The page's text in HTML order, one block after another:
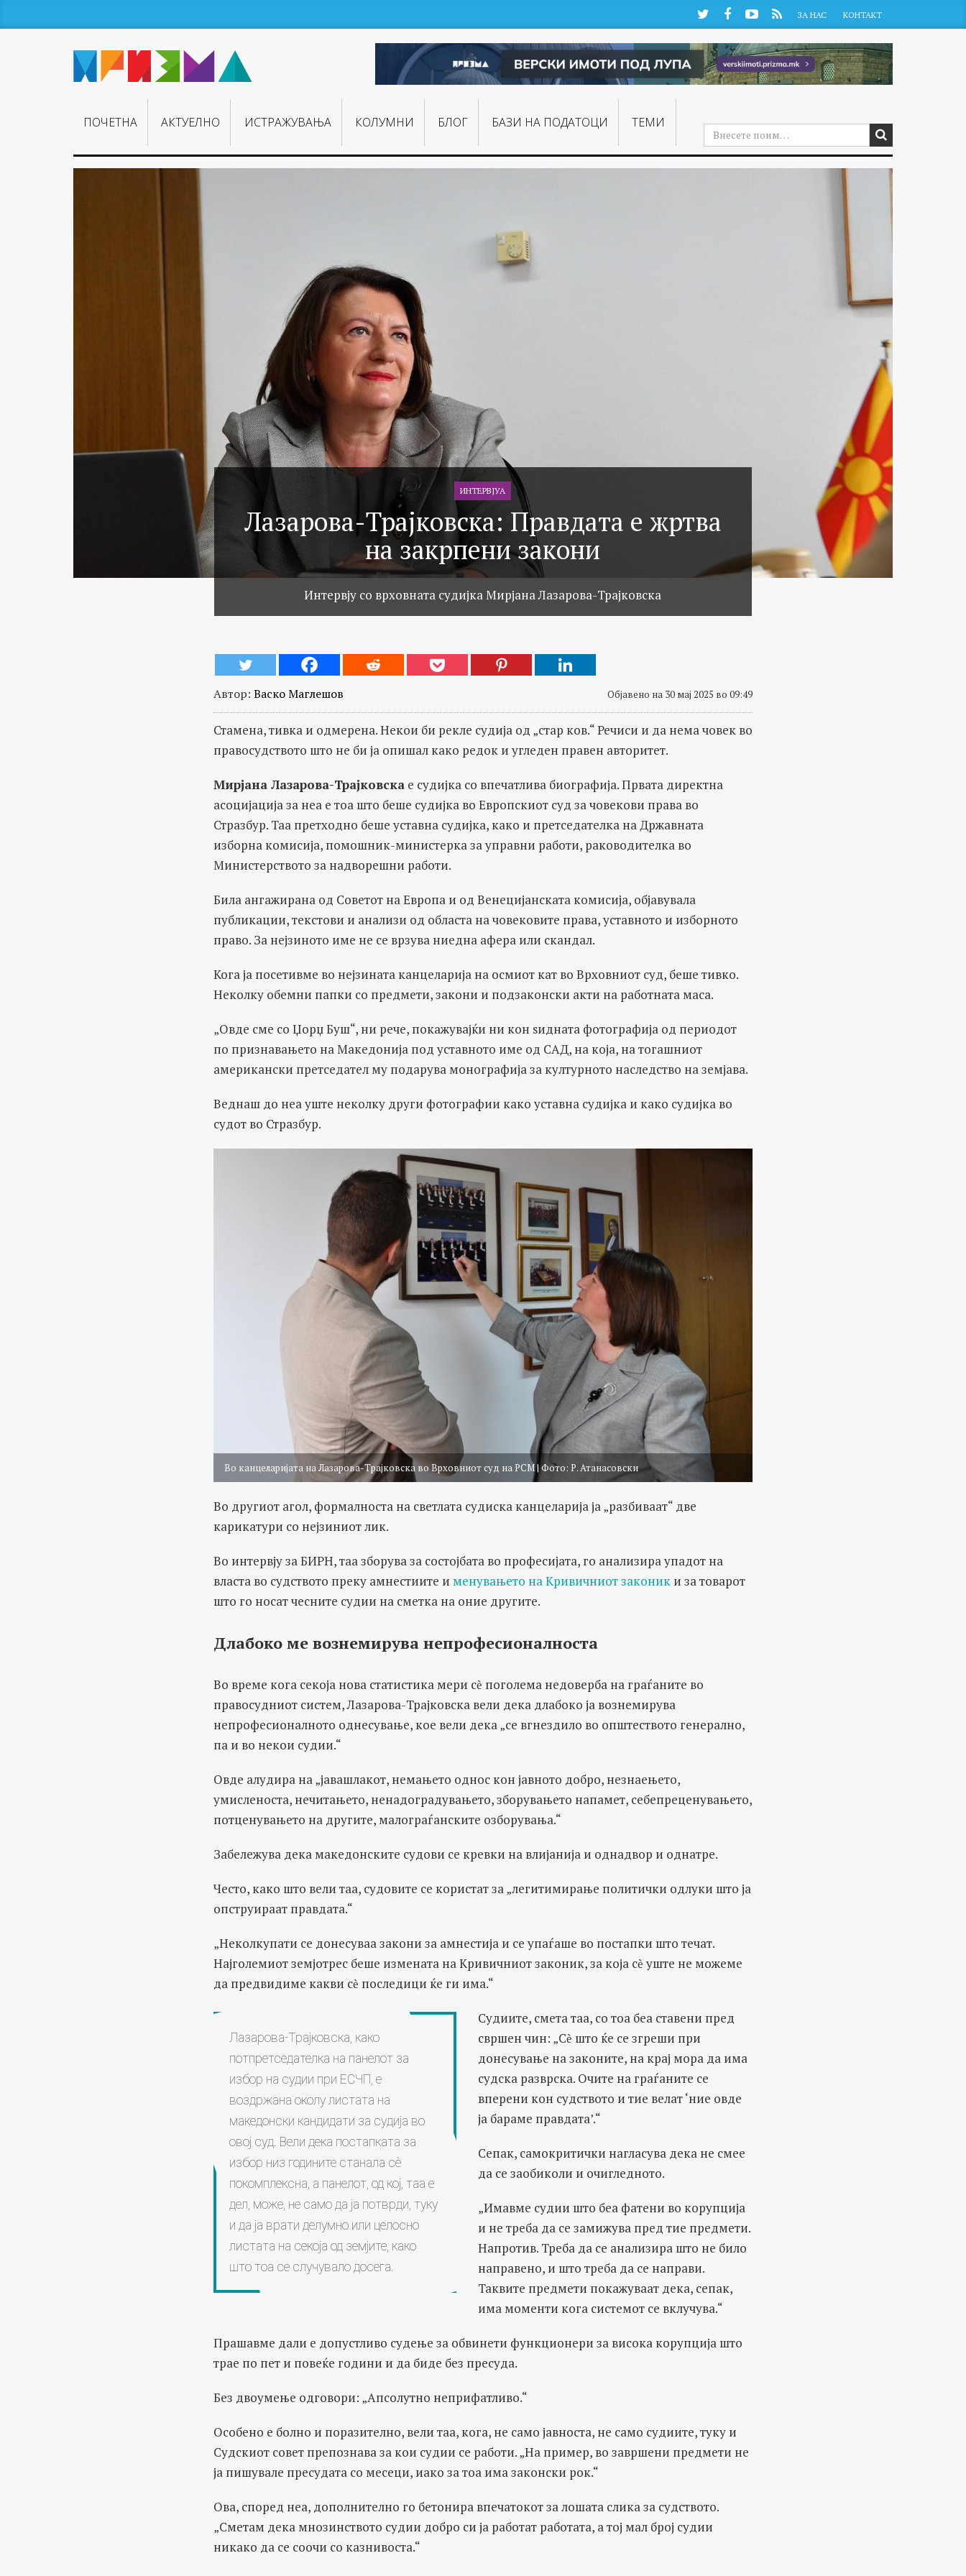
TwitterFacebookYouTube
RSS ЗА НАС КОНТАКТ
ПОЧЕТНА АКТУЕЛНО ИСТРАЖУВАЊA КОЛУМНИ БЛОГ БАЗИ НА ПОДАТОЦИ ТЕМИ
ИНТЕРВЈУА
Лазарова-Трајковска: Правдата е жртва
на закрпени закони
Интервју со врховната судијка Мирјана Лазарова-Трајковска
Автор: Васко Маглешов Објавено на 30 мај 2025 во 09:49
Стамена, тивка и одмерена. Некои би рекле судија од „стар ков.“ Речиси и да нема човек во
правосудството што не би ја опишал како редок и угледен правен авторитет.
Мирјана Лазарова-Трајковска е судијка со впечатлива биографија. Првата директна
асоцијација за неа е тоа што беше судијка во Европскиот суд за човекови права во
Стразбур. Таа претходно беше уставна судијка, како и претседателка на Државната
изборна комисија, помошник-министерка за управни работи, раководителка во
Министерството за надворешни работи.
Била ангажирана од Советот на Европа и од Венецијанската комисија, објавувала
публикации, текстови и анализи од областа на човековите права, уставното и изборното
право. За нејзиното име не се врзува ниедна афера или скандал.
Кога ја посетивме во нејзината канцеларија на осмиот кат во Врховниот суд, беше тивко.
Неколку обемни папки со предмети, закони и подзаконски акти на работната маса.
„Овде сме со Џорџ Буш“, ни рече, покажувајќи ни кон ѕидната фотографија од периодот
по признавањето на Македонија под уставното име од САД, на која, на тогашниот
американски претседател му подарува монографија за културното наследство на земјава.
Веднаш до неа уште неколку други фотографии како уставна судијка и како судијка во
судот во Стразбур.
Во канцеларијата на Лазарова-Трајковска во Врховниот суд на РСМ | Фото: Р. Атанасовски
Во другиот агол, формалноста на светлата судиска канцеларија ја „разбиваат“ две
карикатури со нејзиниот лик.
Во интервју за БИРН, таа зборува за состојбата во професијата, го анализира упадот на
власта во судството преку амнестиите и менувањето на Кривичниот законик и за товарот
што го носат чесните судии на сметка на оние другите.
Длабоко ме вознемирува непрофесионалноста
Во време кога секоја нова статистика мери сѐ поголема недоверба на граѓаните во
правосудниот систем, Лазарова-Трајковска вели дека длабоко ја вознемирува
непрофесионалното однесување, кое вели дека „се вгнездило во општеството генерално,
па и во некои судии.“
Овде алудира на „јавашлакот, немањето однос кон јавното добро, незнаењето,
умисленоста, нечитањето, ненадоградувањето, зборувањето напамет, себепреценувањето,
потценувањето на другите, малограѓанските озборувања.“
Забележува дека македонските судови се кревки на влијанија и однадвор и однатре.
Често, како што вели таа, судовите се користат за „легитимирање политички одлуки што ја
опструираат правдата.“
„Неколкупати се донесуваа закони за амнестија и се упаѓаше во постапки што течат.
Најголемиот земјотрес беше измената на Кривичниот законик, за која сѐ уште не можеме
да предвидиме какви сѐ последици ќе ги има.“
Лазарова-Трајковска, како
потпретседателка на панелот за
избор на судии при ЕСЧП, е
воздржана околу листата на
македонски кандидати за судија во
овој суд. Вели дека постапката за
избор низ годините станала сѐ
покомплексна, а панелот, од кој, таа е
дел, може, не само да ја потврди, туку
и да ја врати делумно или целосно
листата на секоја од земјите, како
што тоа се случувало досега.
Судиите, смета таа, со тоа беа ставени пред
свршен чин: „Сѐ што ќе се згреши при
донесување на законите, на крај мора да има
судска разврска. Очите на граѓаните се
вперени кон судството и тие велат ‘ние овде
ја бараме правдата’.“
Сепак, самокритички нагласува дека не смее
да се заобиколи и очигледното.
„Имавме судии што беа фатени во корупција
и не треба да се замижува пред тие предмети.
Напротив. Треба да се анализира што не било
направено, и што треба да се направи.
Таквите предмети покажуваат дека, сепак,
има моменти кога системот се вклучува.“
Прашавме дали е допустливо судење за обвинети функционери за висока корупција што
трае по пет и повеќе години и да биде без пресуда.
Без двоумење одговори: „Апсолутно неприфатливо.“
Особено е болно и поразително, вели таа, кога, не само јавноста, не само судиите, туку и
Судскиот совет препознава за кои судии се работи. „На пример, во завршени предмети не
ја пишувале пресудата со месеци, иако за тоа има законски рок.“
Ова, според неа, дополнително го бетонира впечатокот за лошата слика за судството.
„Сметам дека мнозинството судии добро си ја работат работата, а тој мал број судии
никако да се соочи со казнивоста.“